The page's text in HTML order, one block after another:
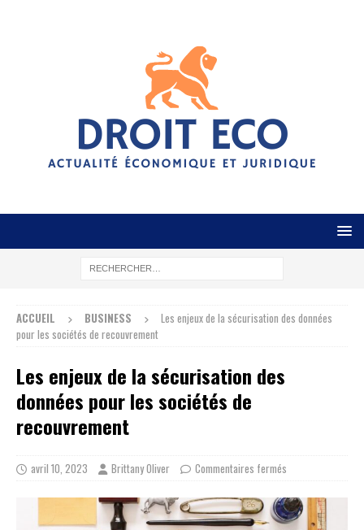
ACCUEIL BUSINESS
Les enjeux de la sécurisation des données
pour les sociétés de recouvrement
Les enjeux de la sécurisation des
données pour les sociétés de
recouvrement
avril 10, 2023 Brittany Oliver Commentaires fermés